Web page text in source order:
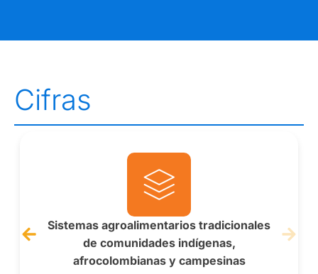
Cifras
Sistemas agroalimentarios tradicionales
de comunidades indígenas,
afrocolombianas y campesinas